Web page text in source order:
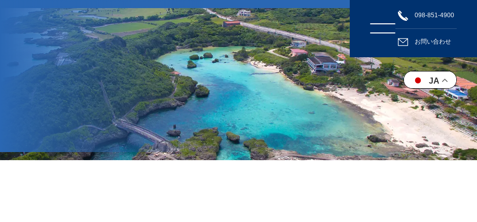
098-851-4900
お問い合わせ
JA